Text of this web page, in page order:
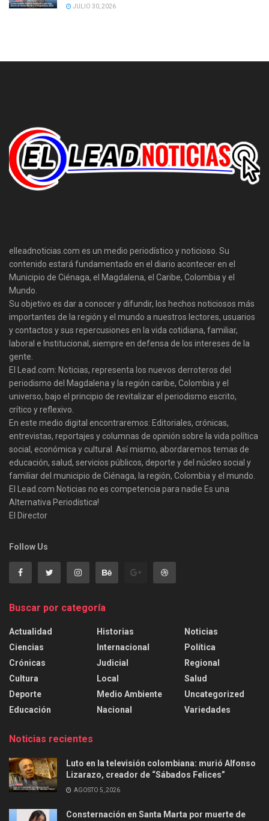
JULIO 30, 2026
elleadnoticias.com es un medio periodístico y noticioso. Su
contenido estará fundamentado en el diario acontecer en el
Municipio de Ciénaga, el Magdalena, el Caribe, Colombia y el
Mundo.
Su objetivo es dar a conocer y difundir, los hechos noticiosos más
importantes de la región y el mundo a nuestros lectores, usuarios
y contactos y sus repercusiones en la vida cotidiana, familiar,
laboral e Institucional, siempre en defensa de los intereses de la
gente.
El Lead.com: Noticias, representa los nuevos derroteros del
periodismo del Magdalena y la región caribe, Colombia y el
universo, bajo el principio de revitalizar el periodismo escrito,
crítico y reflexivo.
En este medio digital encontraremos: Editoriales, crónicas,
entrevistas, reportajes y columnas de opinión sobre la vida política
social, económica y cultural. Así mismo, abordaremos temas de
educación, salud, servicios públicos, deporte y del núcleo social y
familiar del municipio de Ciénaga, la región, Colombia y el mundo.
El Lead.com Noticias no es competencia para nadie Es una
Alternativa Periodística!
El Director
Follow Us
Buscar por categoría
Actualidad
Ciencias
Crónicas
Cultura
Deporte
Educación
Historias
Internacional
Judicial
Local
Medio Ambiente
Nacional
Noticias
Política
Regional
Salud
Uncategorized
Variedades
Noticias recientes
Luto en la televisión colombiana: murió Alfonso
Lizarazo, creador de “Sábados Felices”
AGOSTO 5, 2026
Consternación en Santa Marta por muerte de